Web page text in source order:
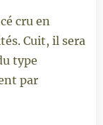
cru en
Cuit, il sera
type
par